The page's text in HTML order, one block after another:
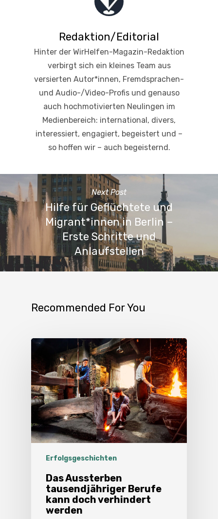
Redaktion/Editorial
Hinter der WirHelfen-Magazin-Redaktion
verbirgt sich ein kleines Team aus
versierten Autor*innen, Fremdsprachen-
und Audio-/Video-Profis und genauso
auch hochmotivierten Neulingen im
Medienbereich: international, divers,
interessiert, engagiert, begeistert und –
so hoffen wir – auch begeisternd.
Next Post
Hilfe für Geflüchtete und
Migrant*innen in Berlin –
Erste Schritte und
Anlaufstellen
Recommended For You
Erfolgsgeschichten
Das Aussterben
tausendjähriger Berufe
kann doch verhindert
werden